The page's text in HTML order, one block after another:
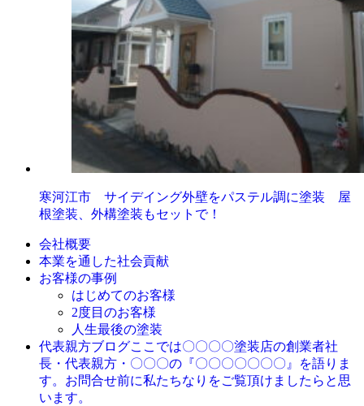
寒河江市 サイデイング外壁をパステル調に塗装 屋
根塗装、外構塗装もセットで！
会社概要
本業を通した社会貢献
お客様の事例
はじめてのお客様
2度目のお客様
人生最後の塗装
代表親方ブログここでは〇〇〇〇塗装店の創業者社
長・代表親方・〇〇〇の『〇〇〇〇〇〇〇』を語りま
す。お問合せ前に私たちなりをご覧頂けましたらと思
います。